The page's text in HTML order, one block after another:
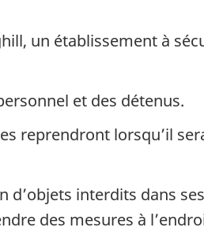
un établissement à
et des détenus.
reprendront lorsqu’il
d’objets interdits dans ses
des mesures à